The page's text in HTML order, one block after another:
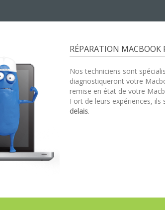
RÉPARATION MACBOOK
Nos techniciens sont
diagnostiqueront votre
remise en état de votre
Fort de leurs expériences,
delais.